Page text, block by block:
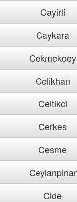
Cayirli
Caykara
Cekmekoey
Celikhan
Celtikci
Cerkes
Cesme
Ceylanpinar
Cide